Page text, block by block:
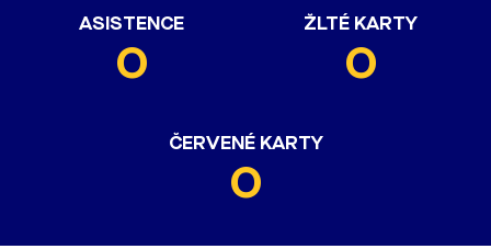
ASISTENCE
0
ŽLTÉ KARTY
0
ČERVENÉ KARTY
0